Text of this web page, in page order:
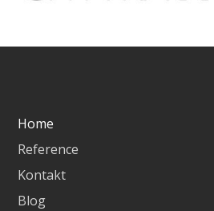
Home
Reference
Kontakt
Blog